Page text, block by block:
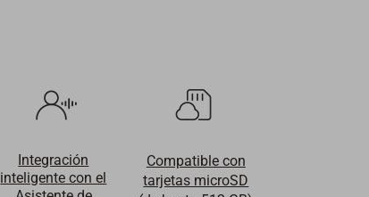
Integración
inteligente con el
Compatible con
tarjetas microSD